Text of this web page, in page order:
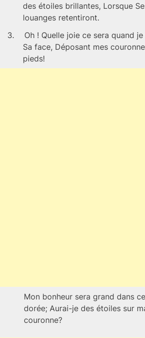
des étoiles brillantes, Lorsque
louanges retentiront.
3.
Oh ! Quelle joie ce sera quand
Sa face, Déposant mes
pieds!
Mon bonheur sera grand dans
dorée; Aurai-je des étoiles sur
couronne?